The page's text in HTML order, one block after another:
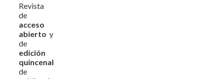
Revista
de
acceso
abierto y
de
edición
quincenal
de